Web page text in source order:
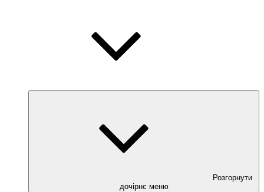
Розгорнути
дочірнє меню